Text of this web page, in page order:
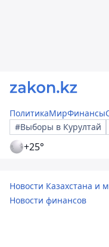
ПолитикаМирФинансы
#Выборы в Курултай
+25°
Новости Казахстана и
Новости финансов